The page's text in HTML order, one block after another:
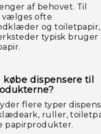
af behovet. Til
ofte
og toiletpapir,
typisk bruger
købe dispensere til
flere typer
ruller,
papirprodukter.